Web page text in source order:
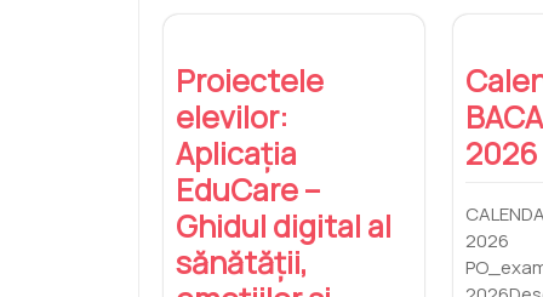
Proiectele
elevilor:
Aplicația
EduCare –
Ghidul digital al
sănătății,
2026
2026